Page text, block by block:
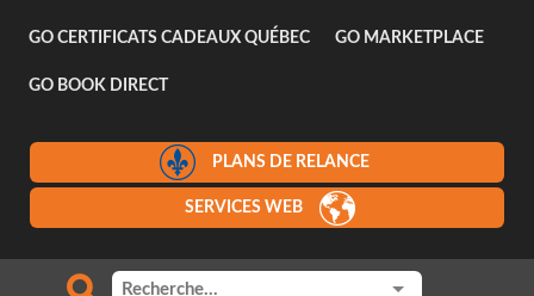
GO CERTIFICATS CADEAUX QUÉBEC GO MARKETPLACE
GO BOOK DIRECT
PLANS DE RELANCE
SERVICES WEB